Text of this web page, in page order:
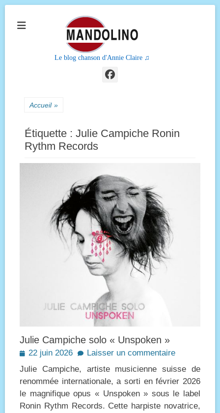
Le blog chanson d'Annie Claire ♫
Facebook
Accueil »
Étiquette : Julie Campiche Ronin
Rythm Records
Julie Campiche solo « Unspoken »
Posted
22 juin 2026
Laisser un commentaire
Julie Campiche, artiste musicienne suisse de
renommée internationale, a sorti en février 2026
le magnifique opus « Unspoken » sous le label
Ronin Rythm Records. Cette harpiste novatrice,